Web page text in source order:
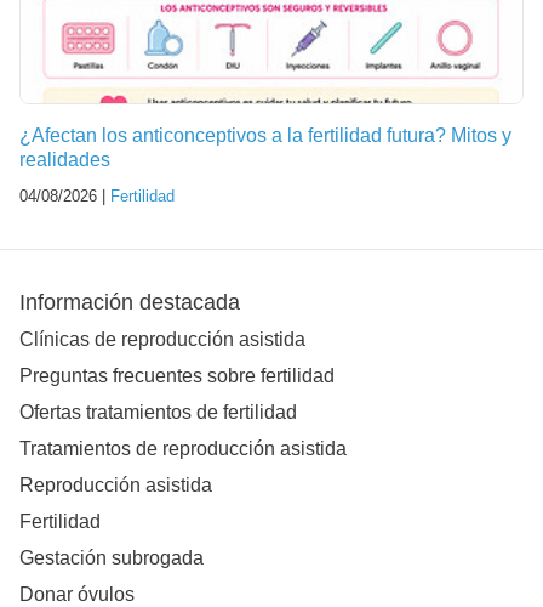
¿Afectan los anticonceptivos a la fertilidad futura? Mitos y
realidades
04/08/2026 | Fertilidad
Información destacada
Clínicas de reproducción asistida
Preguntas frecuentes sobre fertilidad
Ofertas tratamientos de fertilidad
Tratamientos de reproducción asistida
Reproducción asistida
Fertilidad
Gestación subrogada
Donar óvulos